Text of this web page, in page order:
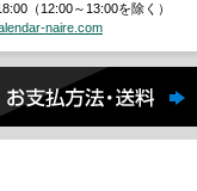
（12:00～13:00を除く）
naire.com